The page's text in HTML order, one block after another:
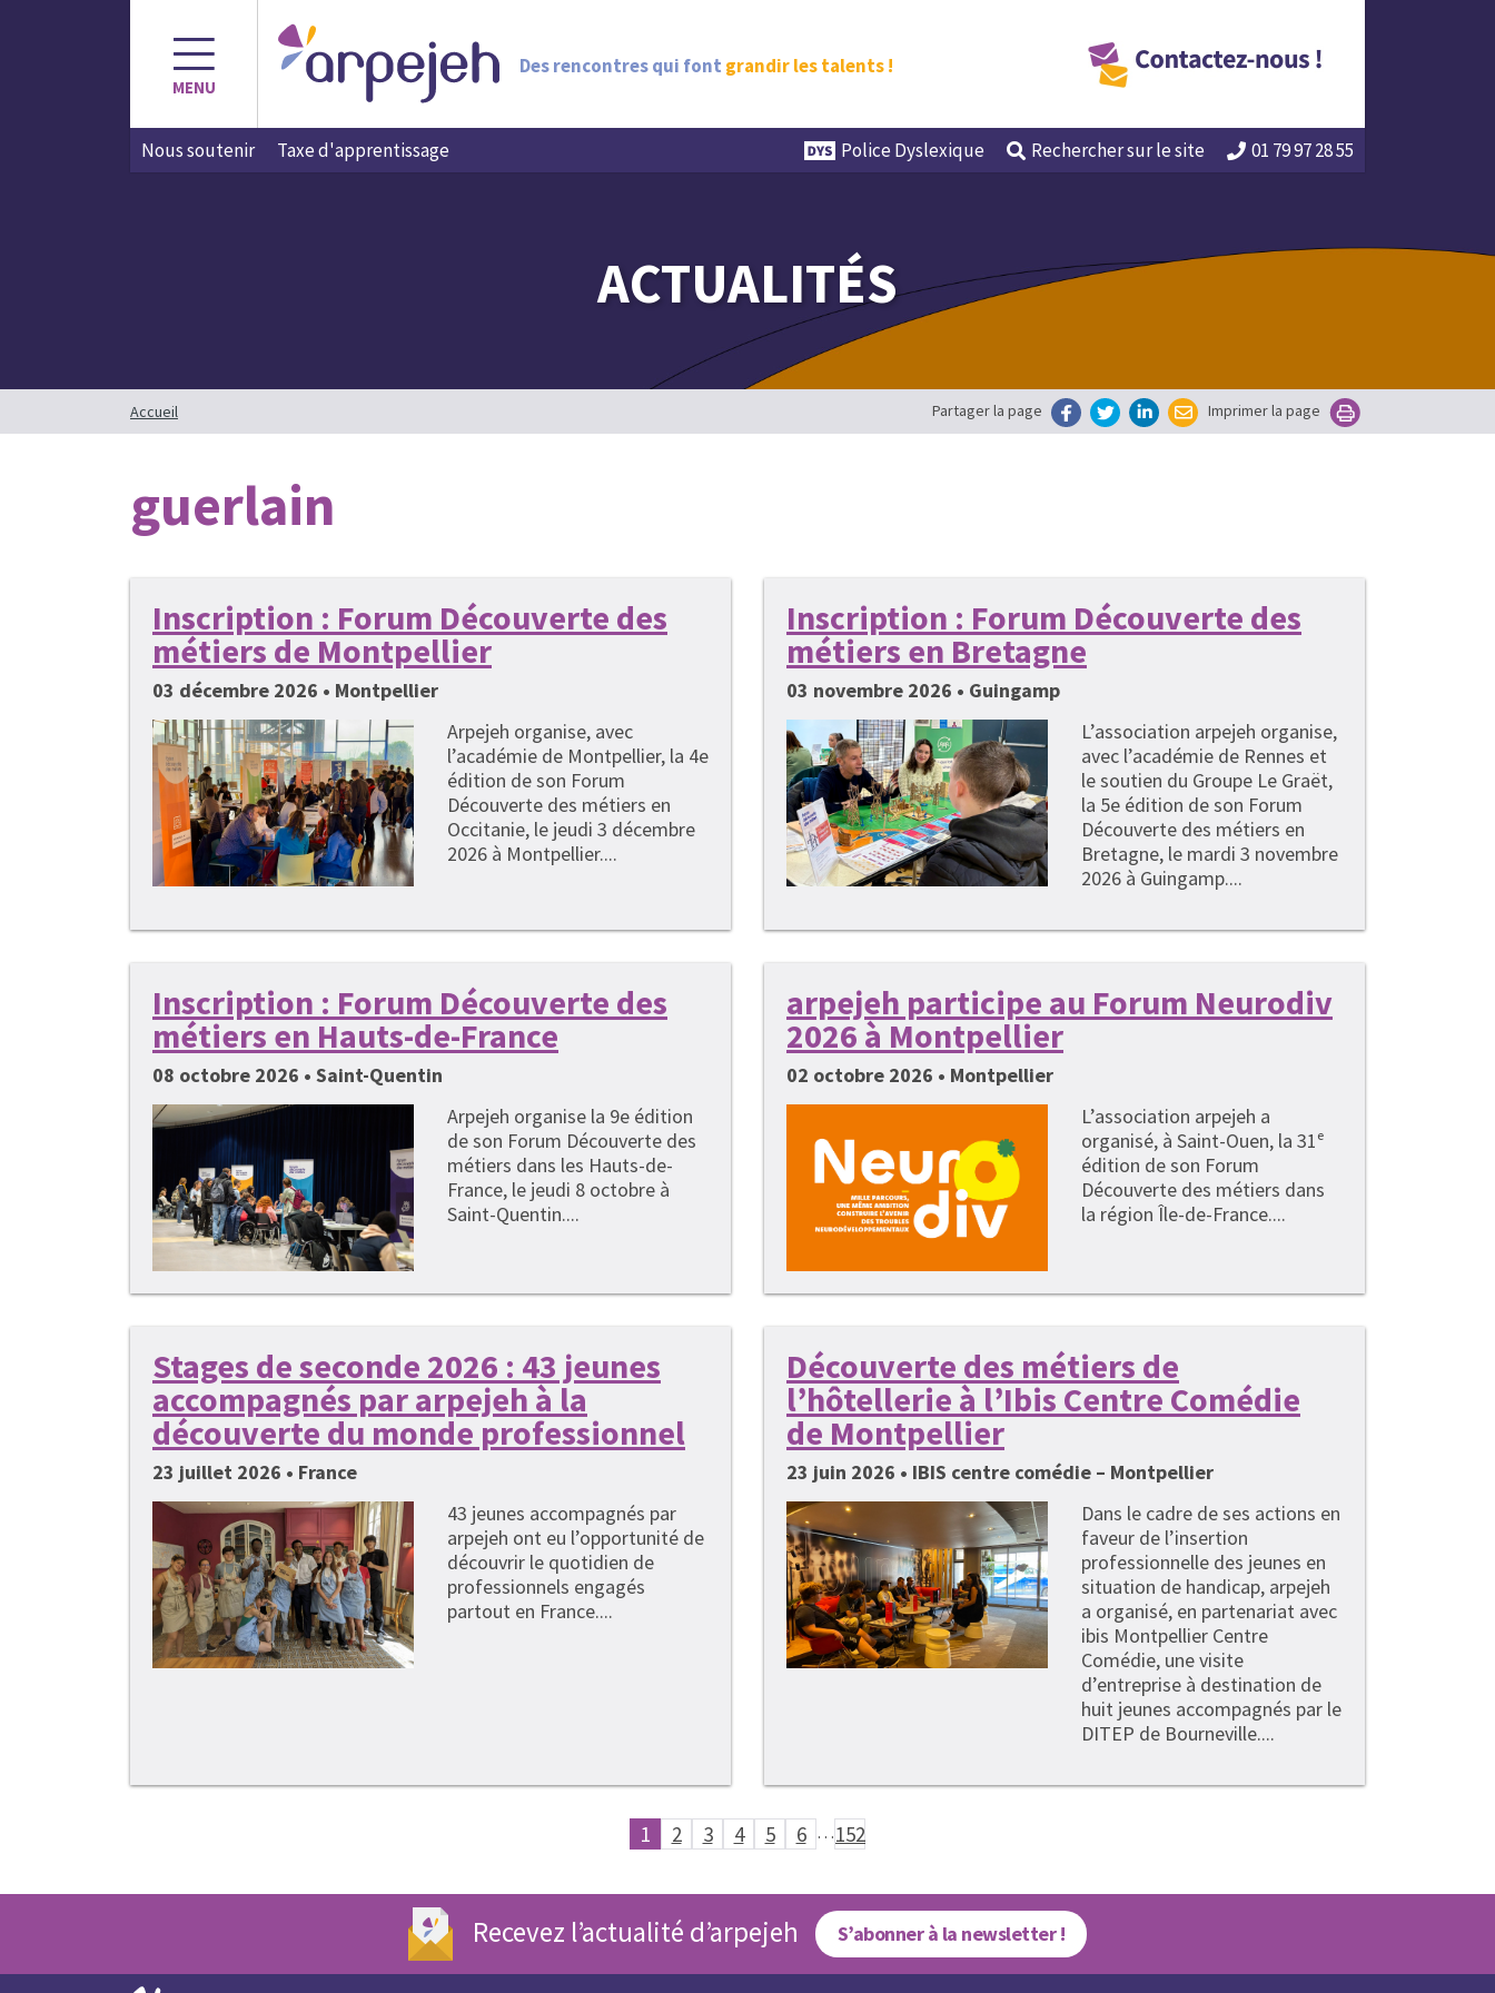
MENU
Des rencontres qui font grandir les talents !
Nous soutenir Taxe d'apprentissage Police Dyslexique Recherchersur le site 01 79 97 28 55
ACTUALITÉS
Accueil Partager la page Imprimer la page
guerlain
Inscription : Forum Découverte des
métiers de Montpellier
03 décembre 2026 • Montpellier
Arpejeh organise, avec
l’académie de Montpellier, la 4e
édition de son Forum
Découverte des métiers en
Occitanie, le jeudi 3 décembre
2026 à Montpellier....
Inscription : Forum Découverte des
métiers en Bretagne
03 novembre 2026 • Guingamp
L’association arpejeh organise,
avec l’académie de Rennes et
le soutien du Groupe Le Graët,
la 5e édition de son Forum
Découverte des métiers en
Bretagne, le mardi 3 novembre
2026 à Guingamp....
Inscription : Forum Découverte des
métiers en Hauts-de-France
08 octobre 2026 • Saint-Quentin
Arpejeh organise la 9e édition
de son Forum Découverte des
métiers dans les Hauts-de-
France, le jeudi 8 octobre à
Saint-Quentin....
arpejeh participe au Forum Neurodiv
2026 à Montpellier
02 octobre 2026 • Montpellier
L’association arpejeh a
organisé, à Saint-Ouen, la 31ᵉ
édition de son Forum
Découverte des métiers dans
la région Île-de-France....
Stages de seconde 2026 : 43 jeunes
accompagnés par arpejeh à la
découverte du monde professionnel
23 juillet 2026 • France
43 jeunes accompagnés par
arpejeh ont eu l’opportunité de
découvrir le quotidien de
professionnels engagés
partout en France....
Découverte des métiers de
l’hôtellerie à l’Ibis Centre Comédie
de Montpellier
23 juin 2026 • IBIS centre comédie – Montpellier
Dans le cadre de ses actions en
faveur de l’insertion
professionnelle des jeunes en
situation de handicap, arpejeh
a organisé, en partenariat avec
ibis Montpellier Centre
Comédie, une visite
d’entreprise à destination de
huit jeunes accompagnés par le
DITEP de Bourneville....
1 2 3 4 5 6 …152
Recevez l’actualité d’arpejeh S’abonner à la newsletter !